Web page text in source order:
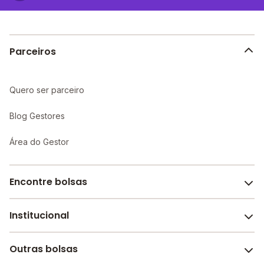
Parceiros
Quero ser parceiro
Blog Gestores
Área do Gestor
Encontre bolsas
Melhores escolas de São Paulo
Escolas por cidade e bairro
Institucional
Sobre o Melhor Escola
Outras bolsas